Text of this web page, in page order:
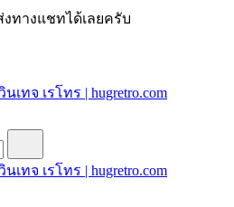
ทางแชทได้เลยครับ
เรโทร | hugretro.com
ฟ ผับ โรงแรม ป้ายโค้ก เป็ปซี่เวสป้า
ราคาแบบสวยๆเพียบหรือสั่งทำโทร